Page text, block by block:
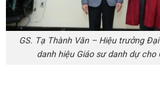
GS. Tạ Thành Văn – Hiệu trưởng
danh hiệu Giáo sư danh dự cho